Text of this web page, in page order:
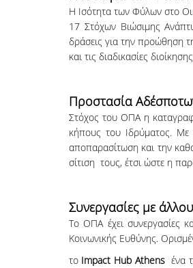
Η Ισότητα των Φύλων στο
17 Στόχων Βιώσιμης
δράσεις για την προώθηση
και τις διαδικασίες
Προστασία
Στόχος του ΟΠΑ η
κήπους του Ιδρύματος. Με
αποπαρασίτωση και την
σίτιση τους, έτσι ώστε η
Συνεργασίες με
Το ΟΠΑ έχει συνεργασίες
Κοινωνικής Ευθύνης.
το Impact Hub Athens ένα